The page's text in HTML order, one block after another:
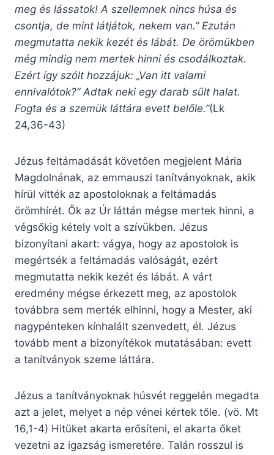
meg és lássatok! A szellemnek nincs húsa és
csontja, de mint látjátok, nekem van.” Ezután
megmutatta nekik kezét és lábát. De örömükben
még mindig nem mertek hinni és csodálkoztak.
Ezért így szólt hozzájuk: „Van itt valami
ennivalótok?” Adtak neki egy darab sült halat.
Fogta és a szemük láttára evett belőle.”(Lk
24,36-43)
Jézus feltámadását követően megjelent Mária
Magdolnának, az emmauszi tanítványoknak, akik
hírül vitték az apostoloknak a feltámadás
örömhírét. Ők az Úr láttán mégse mertek hinni, a
végsőkig kétely volt a szívükben. Jézus
bizonyítani akart: vágya, hogy az apostolok is
megértsék a feltámadás valóságát, ezért
megmutatta nekik kezét és lábát. A várt
eredmény mégse érkezett meg, az apostolok
továbbra sem merték elhinni, hogy a Mester, aki
nagypénteken kínhalált szenvedett, él. Jézus
tovább ment a bizonyítékok mutatásában: evett
a tanítványok szeme láttára.
Jézus a tanítványoknak húsvét reggelén megadta
azt a jelet, melyet a nép vénei kértek tőle. (vö. Mt
16,1-4) Hitüket akarta erősíteni, el akarta őket
vezetni az igazság ismeretére. Talán rosszul is